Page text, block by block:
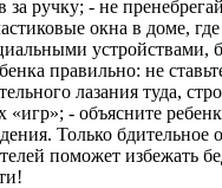
ручку; - не
окна в доме, где
правильно: не
лазания туда,
- объясните
Только бдительное
поможет избежать